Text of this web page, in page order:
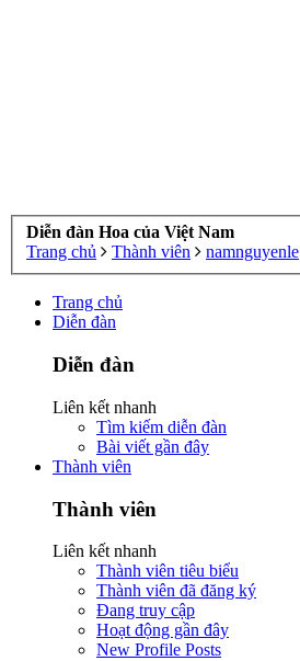
Diễn đàn Hoa của Việt Nam
Trang chủ
Thành viên namnguyenle
Trang chủ
Diễn đàn
Diễn đàn
Liên kết nhanh
Tìm kiếm diễn đàn
Bài viết gần đây
Thành viên
Thành viên
Liên kết nhanh
Thành viên tiêu biểu
Thành viên đã đăng ký
Đang truy cập
Hoạt động gần đây
New Profile Posts